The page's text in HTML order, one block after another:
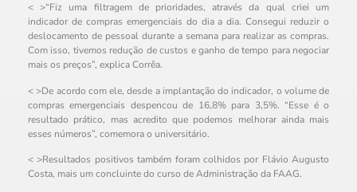
< >“Fiz uma filtragem de prioridades, através da qual criei um
indicador de compras emergenciais do dia a dia. Consegui reduzir o
deslocamento de pessoal durante a semana para realizar as compras.
Com isso, tivemos redução de custos e ganho de tempo para negociar
mais os preços”, explica Corrêa.
< >De acordo com ele, desde a implantação do indicador, o volume de
compras emergenciais despencou de 16,8% para 3,5%. “Esse é o
resultado prático, mas acredito que podemos melhorar ainda mais
esses números”, comemora o universitário.
< >Resultados positivos também foram colhidos por Flávio Augusto
Costa, mais um concluinte do curso de Administração da FAAG.